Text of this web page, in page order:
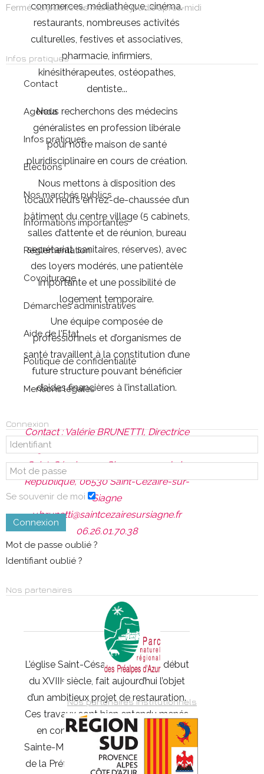
commerces, médiathèque, cinéma,
restaurants, nombreuses activités
culturelles, festives et associatives,
pharmacie, infirmiers,
kinésithérapeutes, ostéopathes,
dentiste...
Nous recherchons des médecins
généralistes en profession libérale
pour notre maison de santé
pluridisciplinaire en cours de création.
Nous mettons à disposition des
locaux neufs en rez-de-chaussée d’un
bâtiment du centre village (5 cabinets,
salles d’attente et de réunion, bureau
secrétariat, sanitaires, réserves), avec
des loyers modérés, une patientèle
importante et une possibilité de
logement temporaire.
Une équipe composée de
professionnels et d’organismes de
santé travaillent à la constitution d’une
future structure pouvant bénéficier
d’aides financières à l’installation.
Contact : Valérie BRUNETTI, Directrice
générale des services, Mairie de
Saint-Cézaire-sur-Siagne, 5 rue de la
République, 06530 Saint-Cézaire-sur-
Siagne
v.brunetti@saintcezairesursiagne.fr
06.26.01.70.38
L’église Saint-Césaire, édifiée au début
du XVIIIᵉ siècle, fait aujourd’hui l’objet
d’un ambitieux projet de restauration.
Ces travaux sont bien entendu menés
en concertation avec la Paroisse
Sainte-Marie des Sources, les services
de la Préfecture des Alpes-Maritimes,
Fermé au public les mardis et jeudis après-midi
Infos pratiques
Contact
Agenda
Infos pratiques
Elections
Nos marchés publics
Informations importantes
Réglementation
Covoiturage
Démarches administratives
Aide de l'Etat
Politique de confidentialité
Mentions légales
Connexion
Se souvenir de moi
Connexion
Mot de passe oublié ?
Identifiant oublié ?
Nos partenaires
Nos partenaires institutionnels